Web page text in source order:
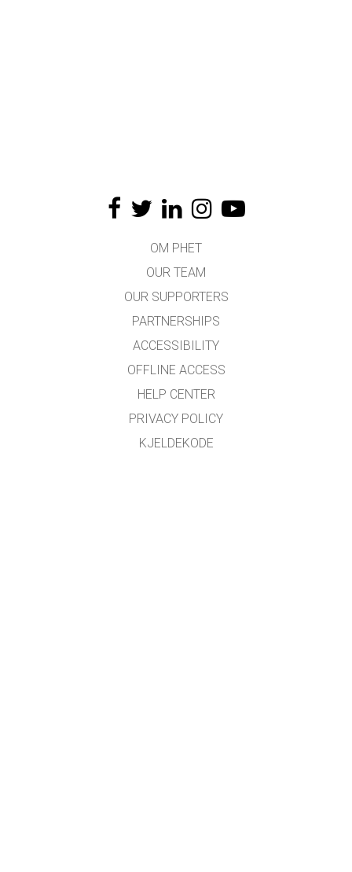
OM PHET
OUR TEAM
OUR SUPPORTERS
PARTNERSHIPS
ACCESSIBILITY
OFFLINE ACCESS
HELP CENTER
PRIVACY POLICY
KJELDEKODE